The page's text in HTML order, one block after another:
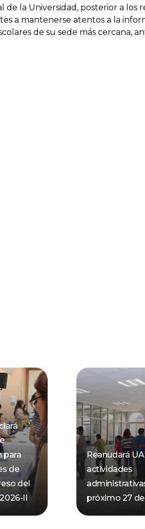
la Universidad, posterior a los
a mantenerse atentos a la
de su sede más cercana,
para
de
del
II
Reanudará
actividades
próximo 27